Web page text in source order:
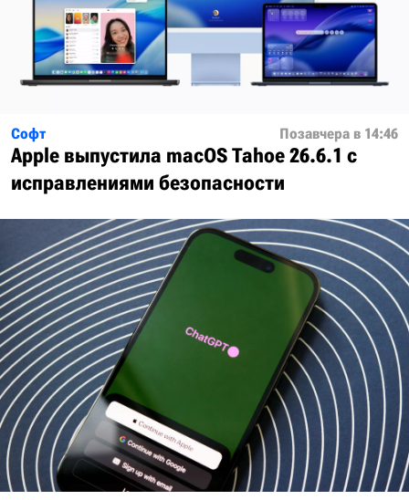
Софт Позавчера в 14:46
Apple выпустила macOS Tahoe 26.6.1 с
исправлениями безопасности